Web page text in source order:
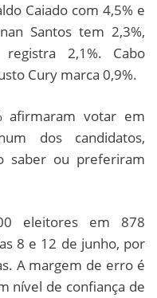
Caiado com 4,5% e
Santos tem 2,3%,
registra 2,1%. Cabo
Cury marca 0,9%.
afirmaram votar em
dos candidatos,
saber ou preferiram
eleitores em 878
8 e 12 de junho, por
A margem de erro é
nível de confiança de